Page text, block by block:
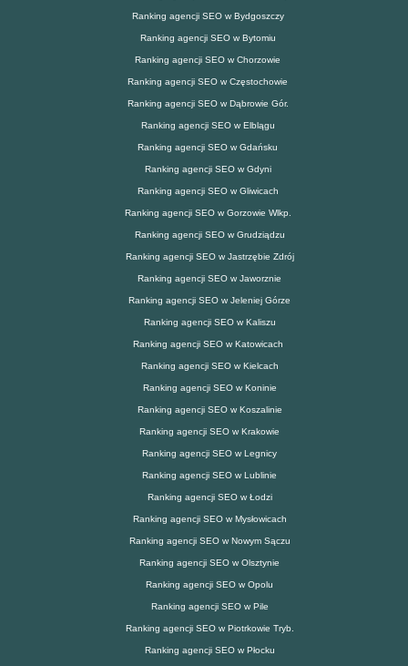
Ranking agencji SEO w Bydgoszczy
Ranking agencji SEO w Bytomiu
Ranking agencji SEO w Chorzowie
Ranking agencji SEO w Częstochowie
Ranking agencji SEO w Dąbrowie Gór.
Ranking agencji SEO w Elblągu
Ranking agencji SEO w Gdańsku
Ranking agencji SEO w Gdyni
Ranking agencji SEO w Gliwicach
Ranking agencji SEO w Gorzowie Wlkp.
Ranking agencji SEO w Grudziądzu
Ranking agencji SEO w Jastrzębie Zdrój
Ranking agencji SEO w Jaworznie
Ranking agencji SEO w Jeleniej Górze
Ranking agencji SEO w Kaliszu
Ranking agencji SEO w Katowicach
Ranking agencji SEO w Kielcach
Ranking agencji SEO w Koninie
Ranking agencji SEO w Koszalinie
Ranking agencji SEO w Krakowie
Ranking agencji SEO w Legnicy
Ranking agencji SEO w Lublinie
Ranking agencji SEO w Łodzi
Ranking agencji SEO w Mysłowicach
Ranking agencji SEO w Nowym Sączu
Ranking agencji SEO w Olsztynie
Ranking agencji SEO w Opolu
Ranking agencji SEO w Pile
Ranking agencji SEO w Piotrkowie Tryb.
Ranking agencji SEO w Płocku